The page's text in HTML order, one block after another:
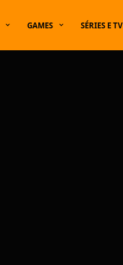
GAMES SÉRIES E TV